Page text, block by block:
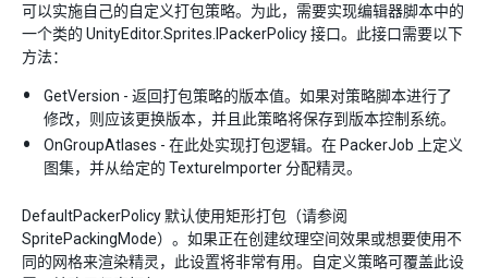
可以实施自己的自定义打包策略。为此，需要实现编辑器脚本中的
一个类的 UnityEditor.Sprites.IPackerPolicy 接口。此接口需要以下
方法：
GetVersion - 返回打包策略的版本值。如果对策略脚本进行了
修改，则应该更换版本，并且此策略将保存到版本控制系统。
OnGroupAtlases - 在此处实现打包逻辑。在 PackerJob 上定义
图集，并从给定的 TextureImporter 分配精灵。
DefaultPackerPolicy 默认使用矩形打包（请参阅
SpritePackingMode）。如果正在创建纹理空间效果或想要使用不
同的网格来渲染精灵，此设置将非常有用。自定义策略可覆盖此设